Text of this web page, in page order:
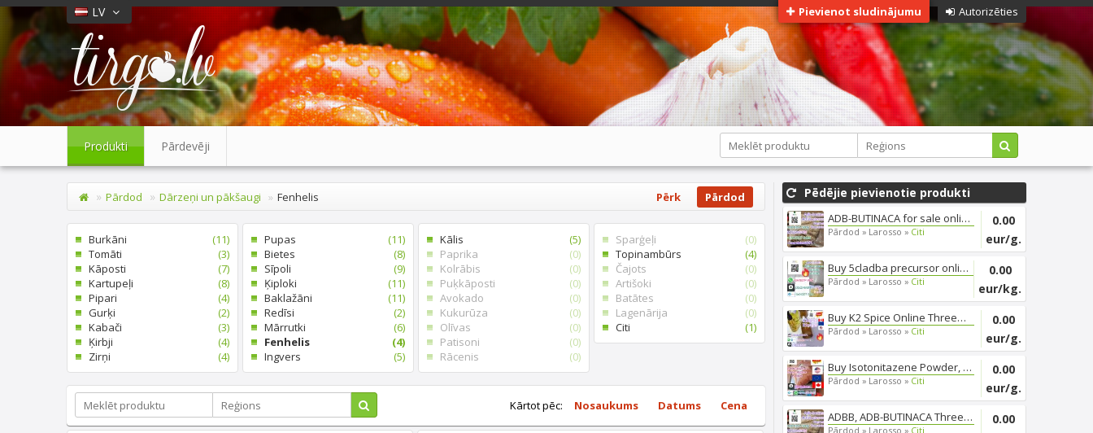
Autorizēties
LV Pievienot sludinājumu
Produkti Pārdevēji
Pārdod Dārzeņi un pākšaugi Fenhelis Pārdod
Pērk
Burkāni
(11)
Tomāti
(3)
Kāposti
(7)
Kartupeļi
(8)
Pipari
(4)
Gurķi
(2)
Kabači
(3)
Ķirbji
(4)
Zirņi
(4)
Pupas
(11)
Bietes
(8)
Sīpoli
(9)
Ķiploki
(11)
Baklažāni
(11)
Redīsi
(2)
Mārrutki
(6)
Fenhelis
(4)
Ingvers
(5)
Kālis
(5)
Paprika
(0)
Kolrābis
(0)
Puķkāposti
(0)
Avokado
(0)
Kukurūza
(0)
Olīvas
(0)
Patisoni
(0)
Rācenis
(0)
Sparģeļi
(0)
Topinambūrs
(4)
Čajots
(0)
Artišoki
(0)
Batātes
(0)
Lagenārija
(0)
Citi
(1)
Kārtot pēc: Nosaukums Datums Cena
Pēdējie pievienotie produkti
ADB-BUTINACA for sale online, ...
Pārdod » Larosso » Citi
0.00
eur/g.
Buy 5cladba precursor online, ...
Pārdod » Larosso » Citi
0.00
eur/kg.
Buy K2 Spice Online Threema_ZX...
Pārdod » Larosso » Citi
0.00
eur/g.
Buy Isotonitazene Powder, Thre...
Pārdod » Larosso » Citi
0.00
eur/g.
ADBB, ADB-BUTINACA Threema_ZX6...
Pārdod » Larosso » Citi
0.00